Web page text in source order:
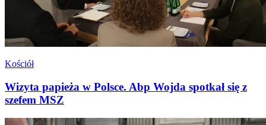
Kościół
Wizyta papieża w Polsce. Abp Wojda spotkał się z
szefem MSZ